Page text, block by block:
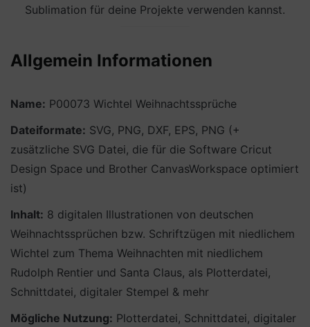
Sublimation für deine Projekte verwenden kannst.
Allgemein Informationen
Name: P00073 Wichtel Weihnachtssprüche
Dateiformate: SVG, PNG, DXF, EPS, PNG (+
zusätzliche SVG Datei, die für die Software Cricut
Design Space und Brother CanvasWorkspace optimiert
ist)
Inhalt: 8 digitalen Illustrationen von deutschen
Weihnachtssprüchen bzw. Schriftzügen mit niedlichem
Wichtel zum Thema Weihnachten mit niedlichem
Rudolph Rentier und Santa Claus, als Plotterdatei,
Schnittdatei, digitaler Stempel & mehr
Mögliche Nutzung: Plotterdatei, Schnittdatei, digitaler